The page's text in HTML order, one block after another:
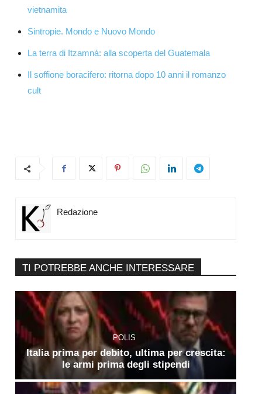
vietnamita
Sintropie. Mondo e Nuovo Mondo
La terra di Itzamnà: alla scoperta del Guatemala
Il soffione boracifero: ritorna dopo 10 anni il romanzo
cult
Redazione
TI POTREBBE ANCHE INTERESSARE
POLIS
Italia prima per debito, ultima per crescita:
le armi prima degli stipendi